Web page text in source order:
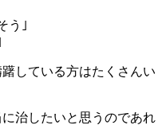
う｣
している方はたくさんい
治したいと思うのであれ